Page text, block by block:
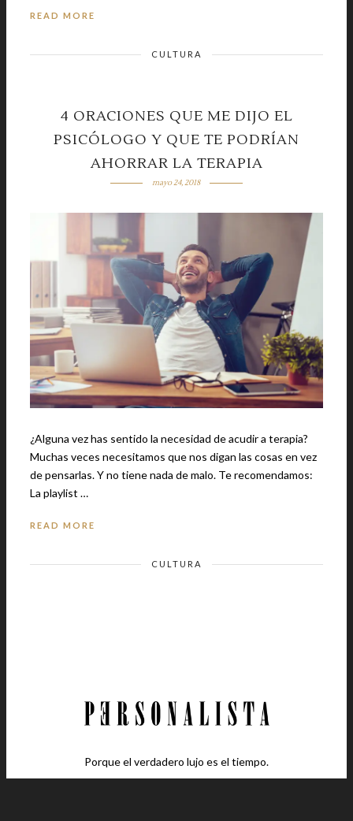
READ MORE
CULTURA
4 ORACIONES QUE ME DIJO EL
PSICÓLOGO Y QUE TE PODRÍAN
AHORRAR LA TERAPIA
mayo 24, 2018
¿Alguna vez has sentido la necesidad de acudir a terapia?
Muchas veces necesitamos que nos digan las cosas en vez
de pensarlas. Y no tiene nada de malo. Te recomendamos:
La playlist …
READ MORE
CULTURA
Porque el verdadero lujo es el tiempo.